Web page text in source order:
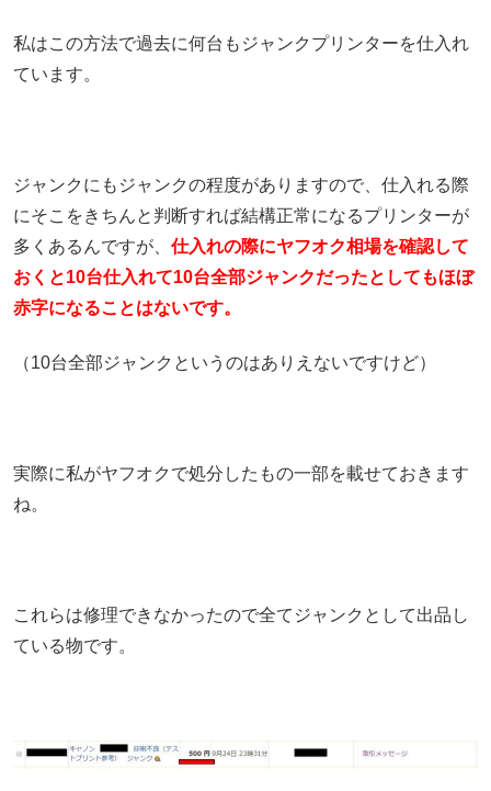
私はこの方法で過去に何台もジャンクプリンターを仕入れ
ています。
ジャンクにもジャンクの程度がありますので、仕入れる際
にそこをきちんと判断すれば結構正常になるプリンターが
多くあるんですが、 仕入れの際にヤフオク相場を確認して
おくと10台仕入れて10台全部ジャンクだったとしてもほぼ
赤字になることはないです。
（10台全部ジャンクというのはありえないですけど）
実際に私がヤフオクで処分したもの一部を載せておきます
ね。
これらは修理できなかったので全てジャンクとして出品し
ている物です。